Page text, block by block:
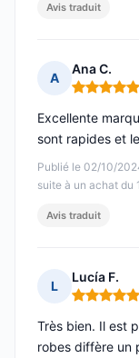
Avis traduit
A
Ana C.
Note : 5
Publié le 02/10/
suite à un achat du
Excellente
sont rapides et
Avis traduit
L
Lucía F.
Note : 5
Très bien. Il est
robes diffère un